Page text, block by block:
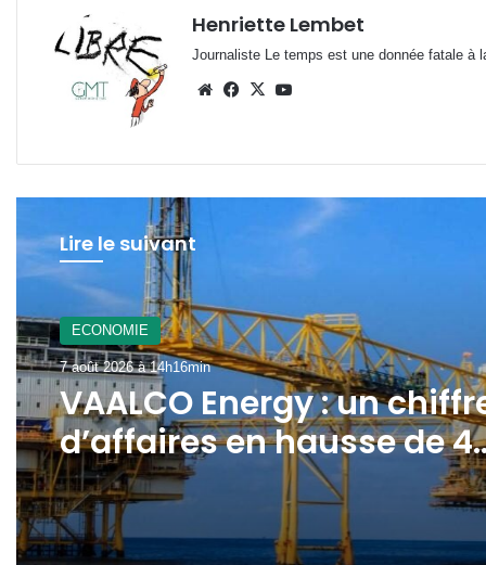
Henriette Lembet
Journaliste Le temps est une donnée fatale à
WebsiteFacebook
X
Lire le suivant
ECONOMIE
7 août 2026 à 14h16min
VAALCO Energy : un
A La Une
7 août 2026 à 12h21min
Gabon : le gouvernement
mobilisé pour la
concrétisation du
mégaprojet de Fer de